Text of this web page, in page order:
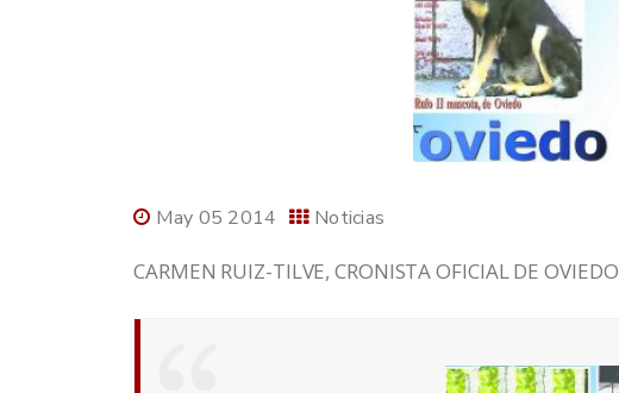
May 05 2014 Noticias
CARMEN RUIZ-TILVE, CRONISTA OFICIAL DE OVIEDO